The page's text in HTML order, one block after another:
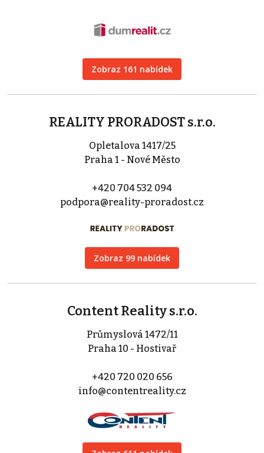
Zobraz 161 nabídek
REALITY PRORADOST s.r.o.
Opletalova 1417/25
Praha 1 - Nové Město
+420 704 532 094
podpora@reality-proradost.cz
Zobraz 99 nabídek
Content Reality s.r.o.
Průmyslová 1472/11
Praha 10 - Hostivař
+420 720 020 656
info@contentreality.cz